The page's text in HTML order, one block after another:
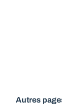
Autres